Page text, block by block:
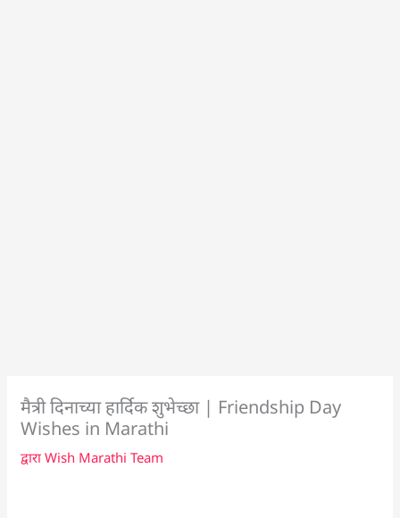
मैत्री दिनाच्या हार्दिक शुभेच्छा | Friendship Day
Wishes in Marathi
द्वारा Wish Marathi Team